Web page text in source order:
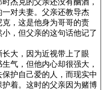
杰克的父亲还没有酗酒，
对夫妻。父亲还教导杰
，这是他身为哥哥的责
，但父亲的这句话他记了
大，因为近视带上了眼
气，但他内心却很强大，
护自己爱的人，而现实中
着。这时的父亲因为赌博